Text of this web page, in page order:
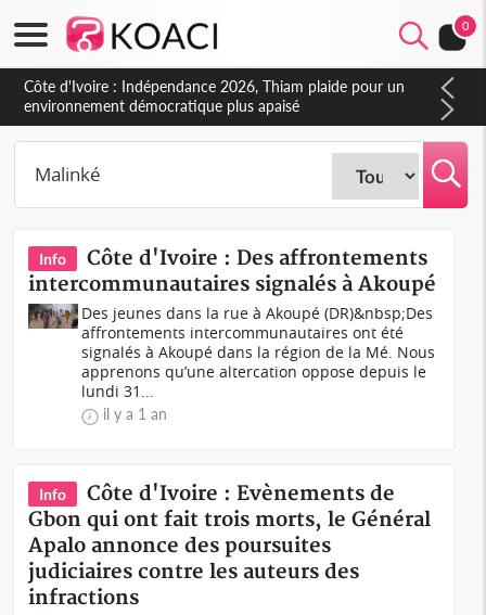
0
Côte d'Ivoire : Concours INFAS 2026, les convocations
seront disponibles à compter du samedi
Info
Côte d'Ivoire : Des affrontements
intercommunautaires signalés à Akoupé
Des jeunes dans la rue à Akoupé (DR)&nbsp;Des
affrontements intercommunautaires ont été
signalés à Akoupé dans la région de la Mé. Nous
apprenons qu’une altercation oppose depuis le
lundi 31...
il y a 1 an
Info
Côte d'Ivoire : Evènements de
Gbon qui ont fait trois morts, le Général
Apalo annonce des poursuites
judiciaires contre les auteurs des
infractions